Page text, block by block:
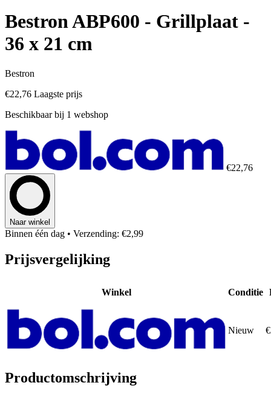
Bestron ABP600 - Grillplaat -
36 x 21 cm
Bestron
€22,76 Laagste prijs
Beschikbaar bij 1 webshop
€22,76
Naar winkel
Binnen één dag • Verzending: €2,99
Prijsvergelijking
Winkel Conditie
Nieuw
Productomschrijving